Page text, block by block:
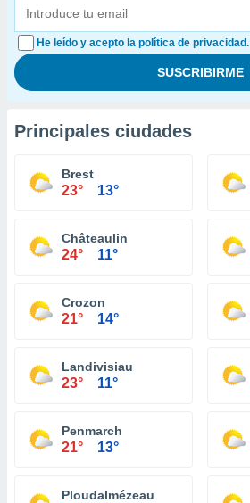
He leído y acepto la política de privacidad.
Principales ciudades
Brest
23° 13°
Châteaulin
24° 11°
Crozon
21° 14°
Landivisiau
23° 11°
Penmarch
21° 13°
Ploudalmézeau